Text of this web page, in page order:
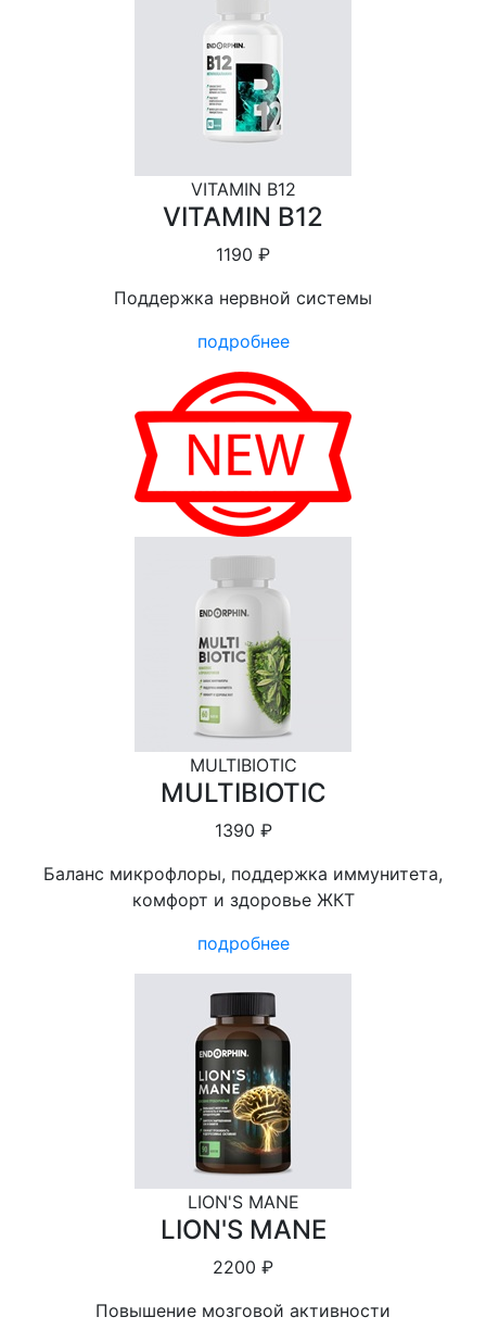
VITAMIN B12
VITAMIN B12
1190 ₽
Поддержка нервной системы
подробнее
MULTIBIOTIC
MULTIBIOTIC
1390 ₽
Баланс микрофлоры, поддержка иммунитета,
комфорт и здоровье ЖКТ
подробнее
LION'S MANE
LION'S MANE
2200 ₽
Повышение мозговой активности